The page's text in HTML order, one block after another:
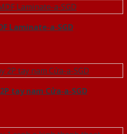
Laminate-a-SGD
tay nam Cửa-a-SGD